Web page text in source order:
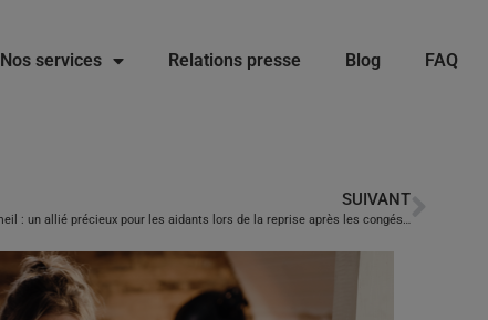
Nos services Relations presse Blog FAQ
SUIVANT
Le sommeil : un allié précieux pour les aidants lors de la reprise après les congés d’été